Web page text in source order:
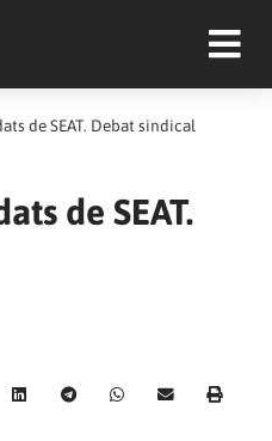
de SEAT. Debat sindical
de SEAT.